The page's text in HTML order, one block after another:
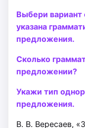
Выбери вариант
указана
предложения.
Сколько
предложении?
Укажи тип
предложения.
В. В. Вересаев,